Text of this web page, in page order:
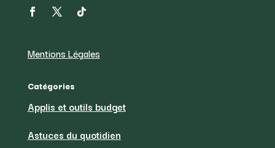
Mentions Légales
Catégories
Applis et outils budget
Astuces du quotidien